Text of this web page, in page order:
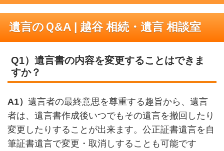
遺言のＱ&A | 越谷 相続・遺言 相談室
Q1）遺言書の内容を変更することはできま
すか？
A1） 遺言者の最終意思を尊重する趣旨から、遺言
者は、遺言書作成後いつでもその遺言を撤回したり
変更したりすることが出来ます。公正証書遺言を自
筆証書遺言で変更・取消しすることも可能です